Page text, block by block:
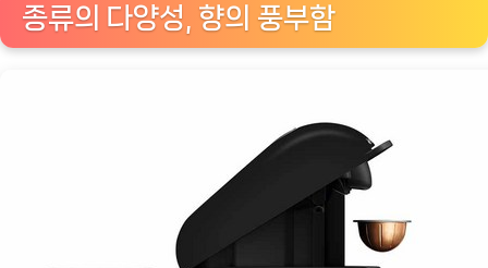
종류의 다양성, 향의 풍부함